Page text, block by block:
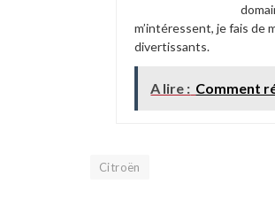
m’intéressent, je fais de
divertissants.
A lire : Comment
Citroën